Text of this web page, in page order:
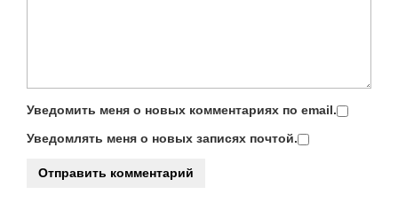
Уведомить меня о новых комментариях по email.
Уведомлять меня о новых записях почтой.